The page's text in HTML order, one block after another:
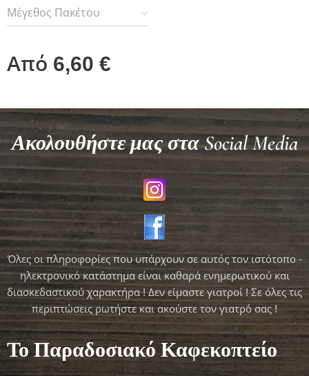
Μέγεθος Πακέτου
Από 6,60 €
Ακολουθήστε μας στα Social Media
Όλες οι πληροφορίες που υπάρχουν σε αυτός τον ιστότοπο -
ηλεκτρονικό κατάστημα είναι καθαρά ενημερωτικού και
διασκεδαστικού χαρακτήρα ! Δεν είμαστε γιατροί ! Σε όλες τις
περιπτώσεις ρωτήστε και ακούστε τον γιατρό σας !
Το Παραδοσιακό Καφεκοπτείο